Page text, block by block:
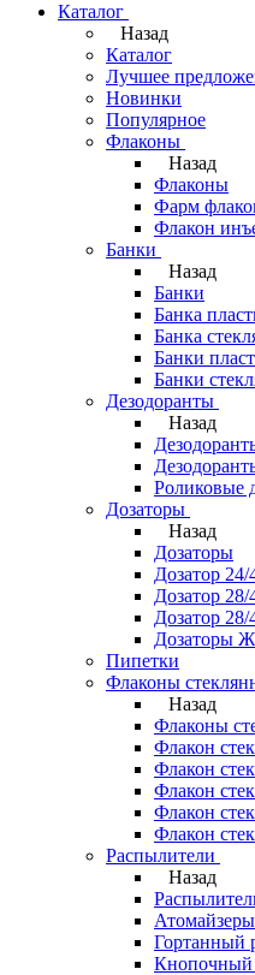
Каталог
Назад
Каталог
Лучшее
Новинки
Популярное
Флаконы
Назад
Флаконы
Фарм
Флакон
Банки
Назад
Банки
Банка
Банка
Банки
Банки
Дезодоранты
Назад
Роликовые
Дозаторы
Назад
Дозаторы
Дозатор 24/
Дозатор 28/
Дозатор 28/
Дозаторы
Пипетки
Флаконы
Назад
Флаконы
Флакон
Флакон
Флакон
Флакон
Флакон
Распылители
Назад
Атомайзеры
Гортанный
Кнопочный